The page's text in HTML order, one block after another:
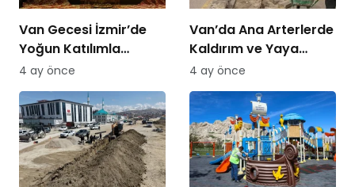
Van Gecesi İzmir’de
Yoğun Katılımla
Düzenlendi
4 ay önce
Van’da Ana Arterlerde
Kaldırım ve Yaya
Yolları Yenileniyor
4 ay önce